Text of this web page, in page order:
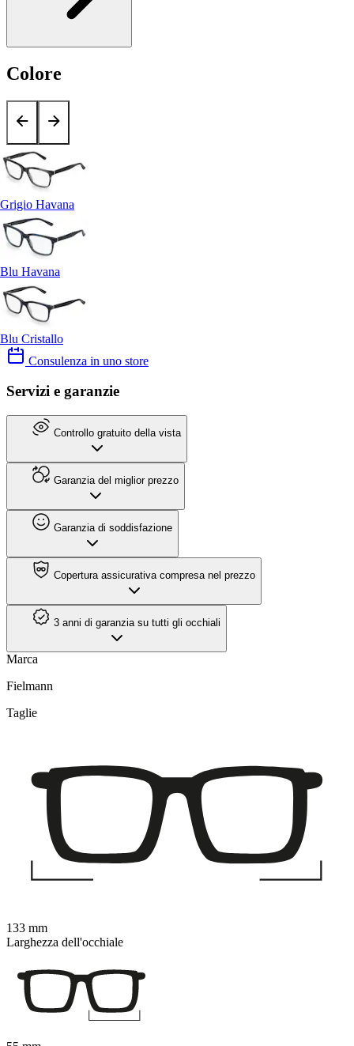
Colore
Grigio Havana
Blu Havana
Blu Cristallo
Consulenza in uno store
Servizi e garanzie
Controllo gratuito della vista
Garanzia del miglior prezzo
Garanzia di soddisfazione
Copertura assicurativa compresa nel prezzo
3 anni di garanzia su tutti gli occhiali
Marca
Fielmann
Taglie
133 mm
Larghezza dell'occhiale